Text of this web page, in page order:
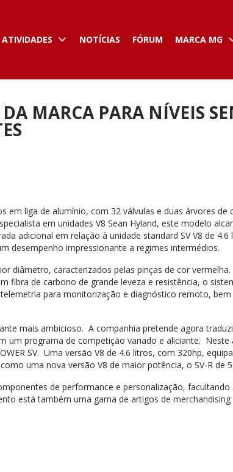
ATIVIDADES NOTÍCIAS FÓRUM MARCA MG
MARCA PARA NÍVEIS
em liga de alumínio, com 32 válvulas e duas árvores de
em unidades V8 Sean Hyland, este modelo
adicional em relação à unidade standard SV V8 de
desempenho impressionante a regimes intermédios.
diâmetro, caracterizados pelas pinças de cor
fibra de carbono de grande leveza e resistência, o
para monitorização e diagnóstico remoto,
mais ambicioso. A companhia pretende agora
um programa de competição variado e aliciante. Neste
SV. Uma versão V8 de 4.6 litros, com 320hp,
uma nova versão V8 de maior potência, o SV-R de
de performance e personalização, facultando
está também uma gama de artigos de